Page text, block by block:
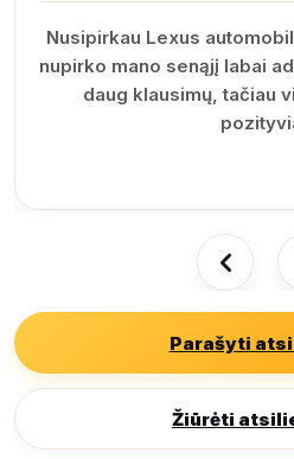
Nusipirkau Lexus
nupirko mano senąjį labai
daug klausimų, tačiau
Parašyti
Žiūrėti